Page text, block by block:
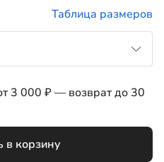
Таблица размеров
3 000 ₽ — возврат до 30
в корзину